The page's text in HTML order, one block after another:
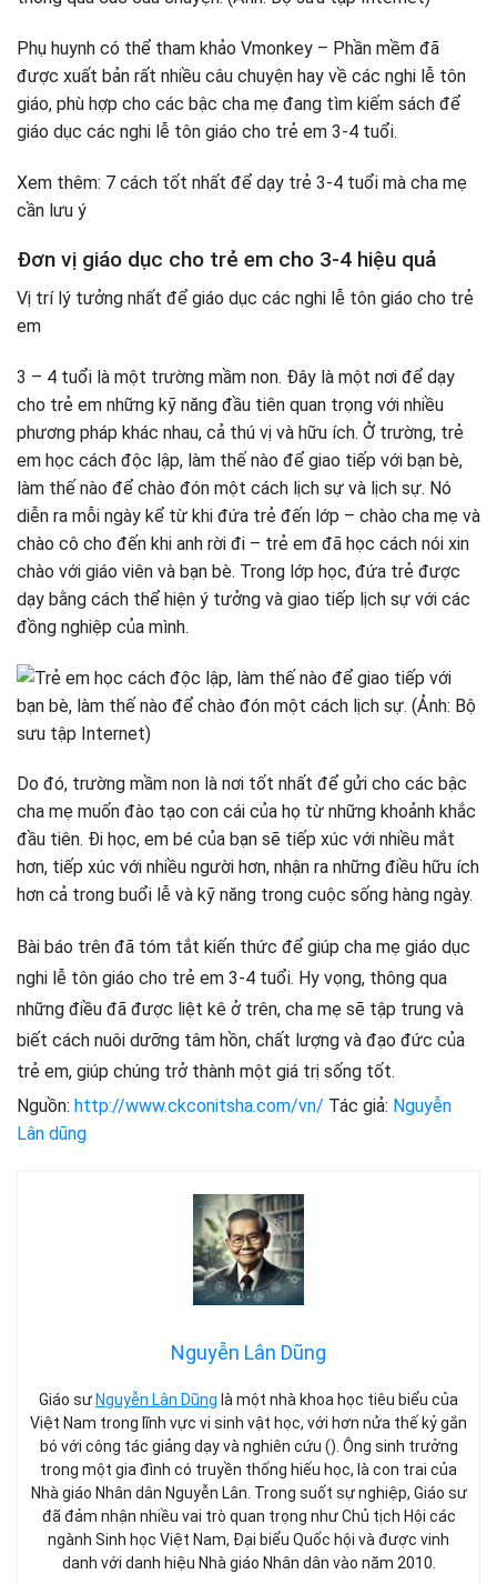
Phụ huynh có thể tham khảo Vmonkey – Phần mềm đã
được xuất bản rất nhiều câu chuyện hay về các nghi lễ tôn
giáo, phù hợp cho các bậc cha mẹ đang tìm kiếm sách để
giáo dục các nghi lễ tôn giáo cho trẻ em 3-4 tuổi.
Xem thêm: 7 cách tốt nhất để dạy trẻ 3-4 tuổi mà cha mẹ
cần lưu ý
Đơn vị giáo dục cho trẻ em cho 3-4 hiệu quả
Vị trí lý tưởng nhất để giáo dục các nghi lễ tôn giáo cho trẻ
em
3 – 4 tuổi là một trường mầm non. Đây là một nơi để dạy
cho trẻ em những kỹ năng đầu tiên quan trọng với nhiều
phương pháp khác nhau, cả thú vị và hữu ích. Ở trường, trẻ
em học cách độc lập, làm thế nào để giao tiếp với bạn bè,
làm thế nào để chào đón một cách lịch sự và lịch sự. Nó
diễn ra mỗi ngày kể từ khi đứa trẻ đến lớp – chào cha mẹ và
chào cô cho đến khi anh rời đi – trẻ em đã học cách nói xin
chào với giáo viên và bạn bè. Trong lớp học, đứa trẻ được
dạy bằng cách thể hiện ý tưởng và giao tiếp lịch sự với các
đồng nghiệp của mình.
Do đó, trường mầm non là nơi tốt nhất để gửi cho các bậc
cha mẹ muốn đào tạo con cái của họ từ những khoảnh khắc
đầu tiên. Đi học, em bé của bạn sẽ tiếp xúc với nhiều mắt
hơn, tiếp xúc với nhiều người hơn, nhận ra những điều hữu ích
hơn cả trong buổi lễ và kỹ năng trong cuộc sống hàng ngày.
Bài báo trên đã tóm tắt kiến ​​thức để giúp cha mẹ giáo dục
nghi lễ tôn giáo cho trẻ em 3-4 tuổi. Hy vọng, thông qua
những điều đã được liệt kê ở trên, cha mẹ sẽ tập trung và
biết cách nuôi dưỡng tâm hồn, chất lượng và đạo đức của
trẻ em, giúp chúng trở thành một giá trị sống tốt.
Nguồn: http://www.ckconitsha.com/vn/ Tác giả: Nguyễn
Lân dũng
Nguyễn Lân Dũng
Giáo sư Nguyễn Lân Dũng là một nhà khoa học tiêu biểu của
Việt Nam trong lĩnh vực vi sinh vật học, với hơn nửa thế kỷ gắn
bó với công tác giảng dạy và nghiên cứu (). Ông sinh trưởng
trong một gia đình có truyền thống hiếu học, là con trai của
Nhà giáo Nhân dân Nguyễn Lân. Trong suốt sự nghiệp, Giáo sư
đã đảm nhận nhiều vai trò quan trọng như Chủ tịch Hội các
ngành Sinh học Việt Nam, Đại biểu Quốc hội và được vinh
danh với danh hiệu Nhà giáo Nhân dân vào năm 2010.